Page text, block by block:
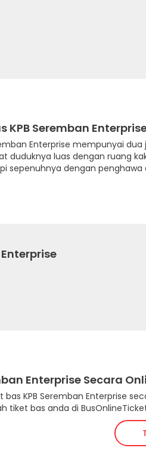
KPB Seremban
Enterprise mempunyai
duduknya luas dengan ruang
sepenuhnya dengan
Enterprise Secara
bas KPB Seremban Enterprise
tiket bas anda di